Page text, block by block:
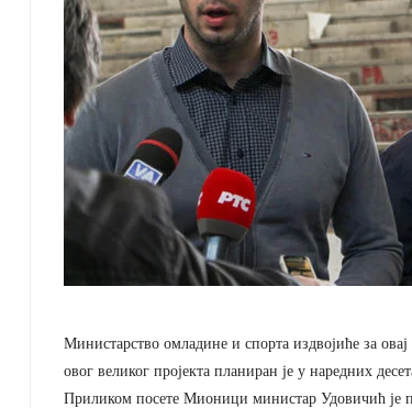
Министарство омладине и спорта издвојиће за
овог великог пројекта планиран је у наредних
Приликом посете Мионици министар Удовичић је